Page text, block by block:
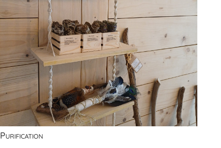
Purification